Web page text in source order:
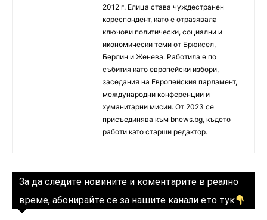
2012 г. Елица става чуждестранен
кореспондент, като е отразявала
ключови политически, социални и
икономически теми от Брюксел,
Берлин и Женева. Работила е по
събития като европейски избори,
заседания на Европейския парламент,
международни конференции и
хуманитарни мисии. От 2023 се
присъединява към bnews.bg, където
работи като старши редактор.
За да следите новините и коментарите в реално
време, абонирайте се за нашите канали ето тук